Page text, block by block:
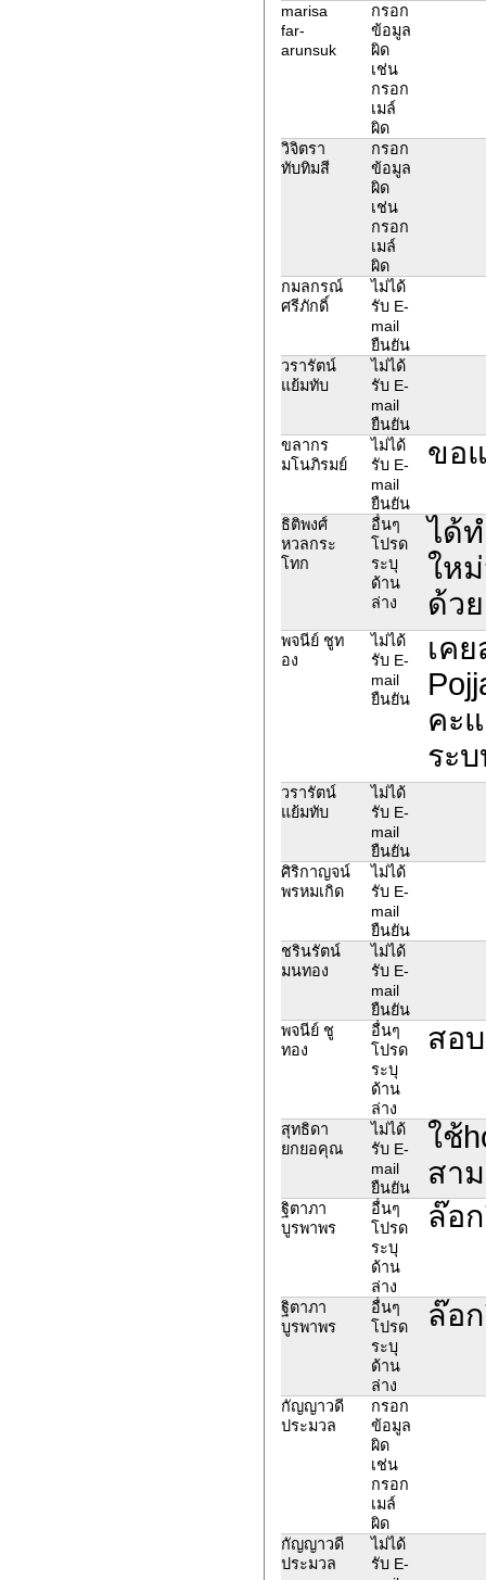
marisa
far-
arunsuk
กรอก
ข้อมูล
ผิด
เช่น
กรอก
เมล์
ผิด
วิจิตรา
ทับทิมสี
กรอก
ข้อมูล
ผิด
เช่น
กรอก
เมล์
ผิด
กมลกรณ์
ศรีภักดิ์
ไม่ได้
รับ E-
mail
ยืนยัน
วรารัตน์
แย้มทับ
ไม่ได้
รับ E-
mail
ยืนยัน
ขลากร
มโนภิรมย์
ไม่ได้
รับ E-
mail
ยืนยัน
ขอ
ธิติพงศ์
หวลกระ
โทก
อื่นๆ
โปรด
ระบุ
ด้าน
ล่าง
ได้
ให
ด้ว
พจนีย์​ ชูท
อง
ไม่ได้
รับ E-
mail
ยืนยัน
เค
คะ
ระ
วรารัตน์
แย้มทับ
ไม่ได้
รับ E-
mail
ยืนยัน
ศิริกาญจน์
พรหมเกิด
ไม่ได้
รับ E-
mail
ยืนยัน
ชรินรัตน์
มนทอง
ไม่ได้
รับ E-
mail
ยืนยัน
พจนีย์​ ชู​
ทอง​
อื่นๆ
โปรด
ระบุ
ด้าน
ล่าง
สอ
สุทธิดา
ยกยอคุณ
ไม่ได้
รับ E-
mail
ยืนยัน
ใช้
สา
ฐิตาภา
บูรพาพร
อื่นๆ
โปรด
ระบุ
ด้าน
ล่าง
ล๊อ
ฐิตาภา
บูรพาพร
อื่นๆ
โปรด
ระบุ
ด้าน
ล่าง
ล๊อ
กัญญาวดี
ประมวล
กรอก
ข้อมูล
ผิด
เช่น
กรอก
เมล์
ผิด
กัญญาวดี
ประมวล
ไม่ได้
รับ E-